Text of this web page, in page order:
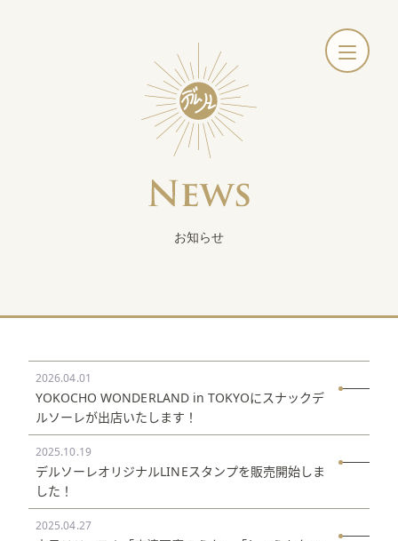
お知らせ
2026.04.01
YOKOCHO WONDERLAND in TOKYOにスナックデ
ルソーレが出店いたします！
2025.10.19
デルソーレオリジナルLINEスタンプを販売開始しま
した！
2025.04.27